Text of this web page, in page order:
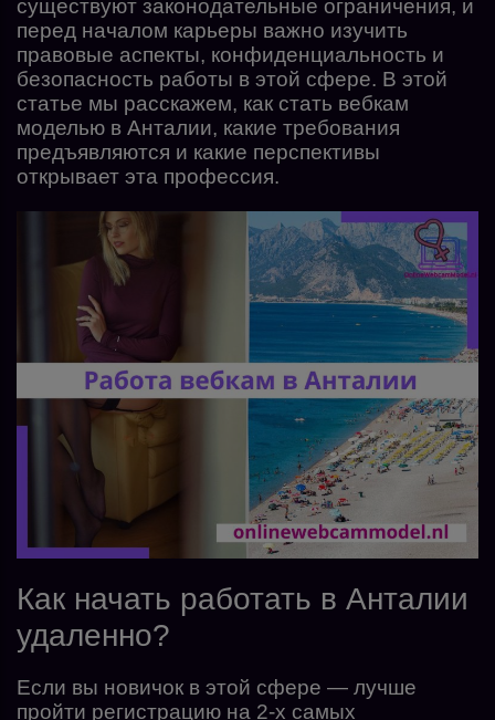
существуют законодательные ограничения, и
перед началом карьеры важно изучить
правовые аспекты, конфиденциальность и
безопасность работы в этой сфере. В этой
статье мы расскажем, как стать вебкам
моделью в Анталии, какие требования
предъявляются и какие перспективы
открывает эта профессия.
Как начать работать в Анталии
удаленно?
Если вы новичок в этой сфере — лучше
пройти регистрацию на 2-х самых